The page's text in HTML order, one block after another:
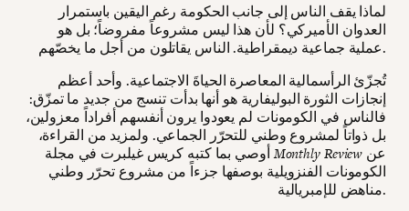
لماذا يقف الناس إلى جانب الحكومة رغم اليقين باستمرار
العدوان الأميركي؟ لأن هذا ليس مشروعاً مفروضاً؛ بل هو
عملية جماعية ديمقراطية. الناس يقاتلون من أجل ما يخصّهم.
تُجزّئ الرأسمالية المعاصرة الحياةَ الاجتماعية. وأحد أعظم
إنجازات الثورة البوليفارية هو أنها بدأت تنسج من جديد ما تمزّق:
فالناس في الكومونات لم يعودوا يرون أنفسهم أفراداً معزولين،
بل ذواتاً لمشروع وطني للتحرّر الجماعي. ولمزيد من القراءة،
أوصي بما كتبه كريس غيلبرت في مجلةMonthly Review
الكومونات الفنزويلية بوصفها جزءاً من مشروع تحرّر وطني
مناهض للإمبريالية.